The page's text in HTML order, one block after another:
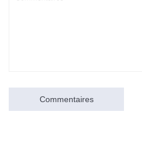
Commentaires